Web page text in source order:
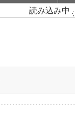
読み込み中